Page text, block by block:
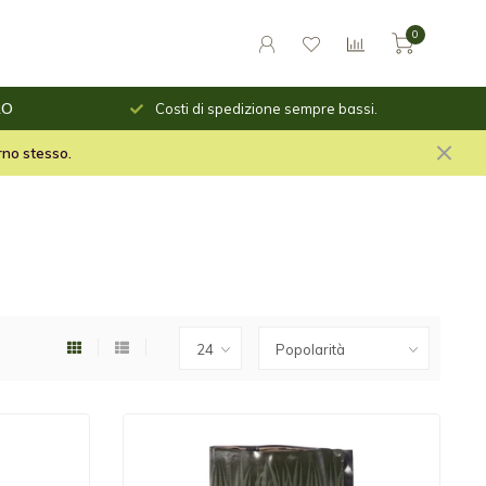
0
per il fuoco e stuf per
Costi di spedizione sempre bassi.
stesso.